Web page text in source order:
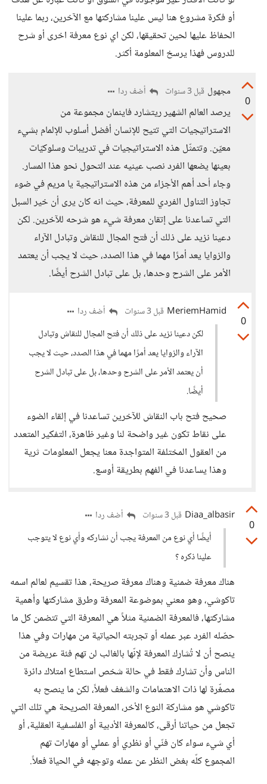
أو فكرة مشروع هنا ليس علينا مشاركتها مع الآخرين، ربما علينا
الحفاظ عليها لحين تحقيقها، لكن اي نوع معرفة اخرى أو شرح
للدروس فهذا يرسخ المعلومة أكثر.
0
مجهول قبل 3 سنوات أضف ردا
يرصد العالم الشهير ريتشارد فاينمان مجموعة من
الاستراتيجيات التي تتيح للإنسان أفضل أسلوب للإلمام بشيء
معيّن. وتتمثّل هذه الاستراتيجيات في تدريبات وسلوكيّات
بعينها يضعها الفرد نصب عينيه عند التحول نحو هذا المسار.
وجاء أحد أهم الأجزاء من هذه الاستراتيجية يا مريم في ضوء
تجاوز التناول الفردي للمعرفة، حيث انه كان يرى أن خير السبل
التي تساعدنا على إتقان معرفة شيء هو شرحه للآخرين. لكن
دعينا نزيد على ذلك أن فتح المجال للنقاش وتبادل الآراء
والزوايا يعد أمرًا مهما في هذا الصدد، حيث لا يجب أن يعتمد
الأمر على الشرح وحدها، بل على تبادل الشرح أيضًا.
0
MeriemHamid قبل 3 سنوات
أضف ردا
لكن دعينا نزيد على ذلك أن فتح المجال للنقاش وتبادل
الآراء والزوايا يعد أمرًا مهما في هذا الصدد، حيث لا يجب
أن يعتمد الأمر على الشرح وحدها، بل على تبادل الشرح
أيضًا.
صحيح فتح باب النقاش للآخرين تساعدنا في إلقاء الضوء
على نقاط تكون غير واضحة لنا وغير ظاهرة، التفكير المتعدد
من العقول المختلفة المتواجدة معنا يجعل المعلومات ثرية
وهذا يساعدنا في الفهم بطريقة أوسع.
0
Diaa_albasir قبل 3 سنوات
أضف ردا
أيضًا أي نوع من المعرفة يجب أن نشاركه وأي نوع لا يتوجب
علينا ذكره ؟
هناك معرفة ضمنية وهناك معرفة صريحة، هذا تقسيم لعالم اسمه
تاكوشي، وهو معني بموضوعة المعرفة وطرق مشاركتها وأهمية
مشاركتها، فالمعرفة الضمنية مثلاً هي المعرفة التي تتضمن كل ما
حصّله الفرد عبر عمله أو تجربته الحياتية من مهارات وفي هذا
ينصح أن لا تُشارك المعرفة لإنّها بالغالب لن تهم فئة عريضة من
الناس وأن تشارك فقط في حالة شخص استطاع امتلاك دائرة
مصغّرة لها ذات الاهتمامات والشغف فعلاً، لكن ما ينصح به
تاكوشي هو مشاركة النوع الأخر، المعرفة الصريحة هي تلك التي
تجعل من حياتنا أرقى، كالمعرفة الأدبية أو الفلسفية العقلية، أو
أي شيء سواء كان فنّي أو نظري أو عملي أو مهارات تهم
المجموع كلّه بغض النظر عن عمله وتوجهه في الحياة فعلاً.